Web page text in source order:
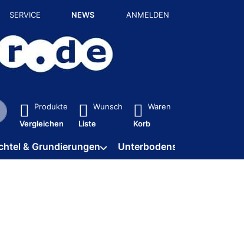
SERVICE NEWS ANMELDEN
Ergebnisse. Drücken Sie die Eingabetaste, um alle
Produkte
Vergleichen
Wunsch
Liste
Waren
Korb
& Grundierungen Unterbodenschutz / HV